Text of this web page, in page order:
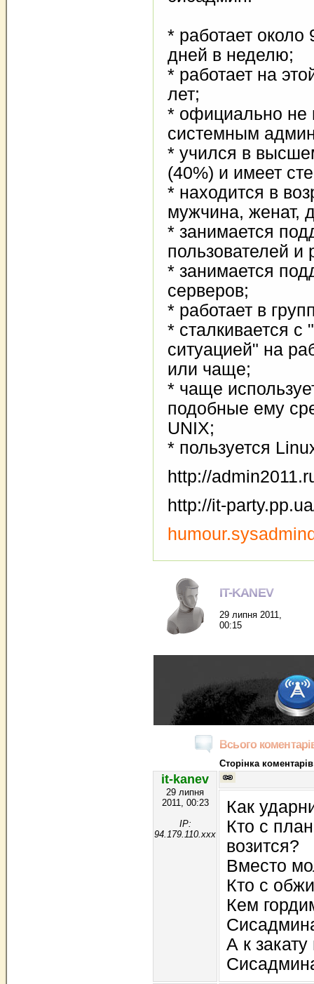
* работает около
дней в неделю;
* работает на
лет;
* официально не
системным
* учился в
(40%) и имеет
* находится в
мужчина, женат,
* занимается
пользователей и
* занимается
серверов;
* работает в
* сталкивается с
ситуацией" на
или чаще;
* чаще
подобные ему
UNIX;
* пользуется
http://
http://it-
IT-KANEV
29 липня 2011,
00:15
Всього
Сторінка
it-kanev
29 липня
2011, 00:23
IP:
94.179.110.xxx
Как
Кто с
возится?
Вместо
Кто с
Кем
А к